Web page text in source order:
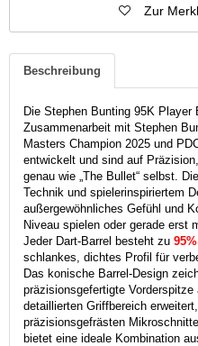
Zur
Beschreibung
Die Stephen Bunting 95K Player
Zusammenarbeit mit Stephen
Masters Champion 2025 und
entwickelt und sind auf
genau wie „The Bullet“ selbst.
Technik und spielerinspiriertem
außergewöhnliches Gefühl und
Niveau spielen oder gerade erst
Jeder Dart-Barrel besteht zu
schlankes, dichtes Profil für
Das konische Barrel-Design
präzisionsgefertigte
detaillierten Griffbereich
präzisionsgefrästen
bietet eine ideale Kombination